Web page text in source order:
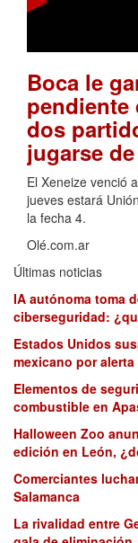
Boca le
pendiente
dos
jugarse
El Xeneize venció
jueves estará
la fecha 4.
Olé.com.ar
Últimas noticias
IA autónoma toma
ciberseguridad:
Estados Unidos
mexicano por
Elementos de
combustible en
Halloween Zoo
edición en León,
Comerciantes
Salamanca
La rivalidad entre